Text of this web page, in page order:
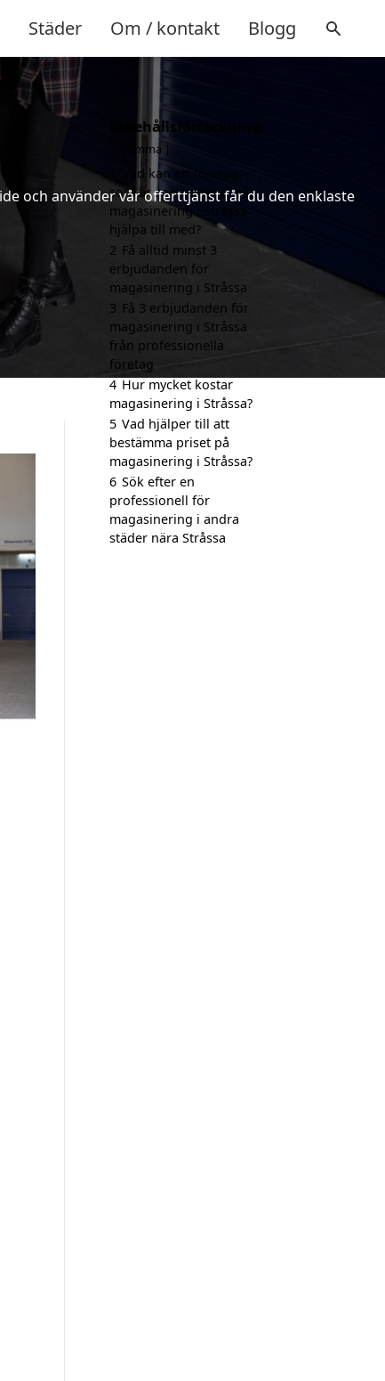
Städer Om / kontakt Blogg
och använder vår offerttjänst får du den enklaste
Innehållsförteckning
gömma
Vad kan ett företag
som är specialiserat på
magasinering i Stråssa
hjälpa till med?
2 Få alltid minst 3
erbjudanden för
magasinering i Stråssa
3 Få 3 erbjudanden för
magasinering i Stråssa
från professionella
företag
4 Hur mycket kostar
magasinering i Stråssa?
5 Vad hjälper till att
bestämma priset på
magasinering i Stråssa?
6 Sök efter en
professionell för
magasinering i andra
städer nära Stråssa